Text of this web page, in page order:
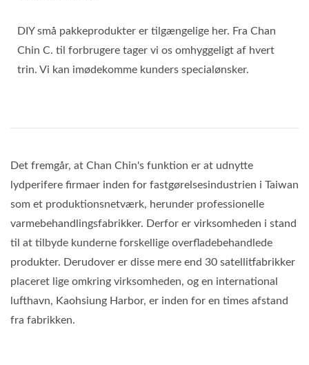
DIY små pakkeprodukter er tilgængelige her. Fra Chan
Chin C. til forbrugere tager vi os omhyggeligt af hvert
trin. Vi kan imødekomme kunders specialønsker.
Det fremgår, at Chan Chin's funktion er at udnytte
lydperifere firmaer inden for fastgørelsesindustrien i Taiwan
som et produktionsnetværk, herunder professionelle
varmebehandlingsfabrikker. Derfor er virksomheden i stand
til at tilbyde kunderne forskellige overfladebehandlede
produkter. Derudover er disse mere end 30 satellitfabrikker
placeret lige omkring virksomheden, og en international
lufthavn, Kaohsiung Harbor, er inden for en times afstand
fra fabrikken.